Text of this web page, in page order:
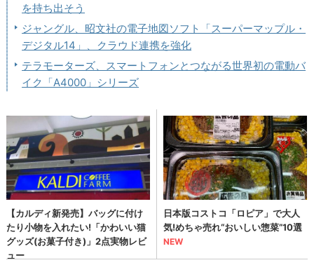
を持ち出そう
ジャングル、昭文社の電子地図ソフト「スーパーマップル・
デジタル14」、クラウド連携を強化
テラモーターズ、スマートフォンとつながる世界初の電動バ
イク「A4000」シリーズ